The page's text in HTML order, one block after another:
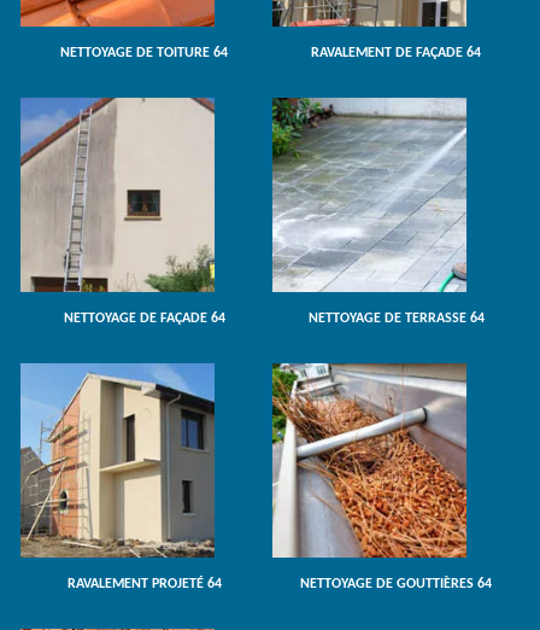
NETTOYAGE DE TOITURE 64 RAVALEMENT DE FAÇADE 64
NETTOYAGE DE FAÇADE 64 NETTOYAGE DE TERRASSE 64
RAVALEMENT PROJETÉ 64 NETTOYAGE DE GOUTTIÈRES 64